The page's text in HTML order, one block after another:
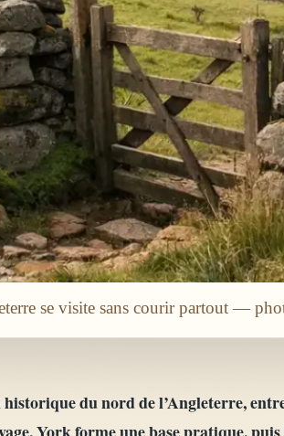
se visite sans courir partout —
du nord de l’Angleterre,